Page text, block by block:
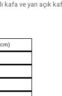
ve yarı açık